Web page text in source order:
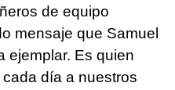
de equipo
mensaje que Samuel
ejemplar. Es quien
día a nuestros